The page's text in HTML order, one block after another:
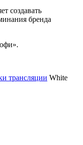
создавать
бренда
трансляции White